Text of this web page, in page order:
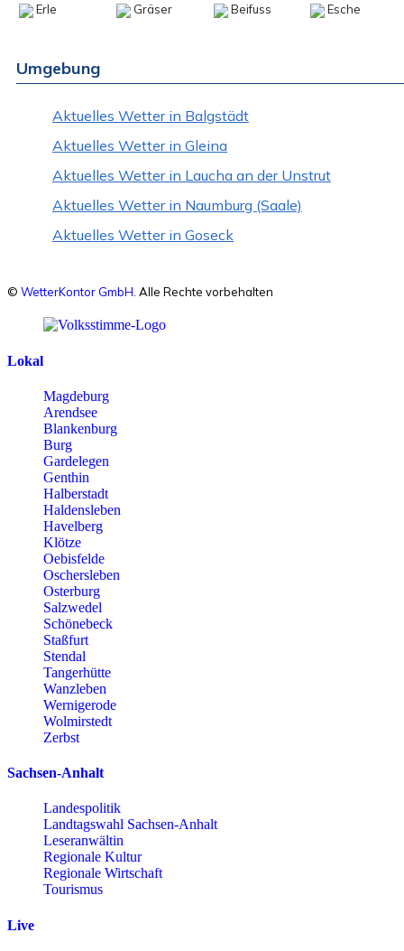
Erle Gräser Beifuss Esche
Umgebung
Aktuelles Wetter in Balgstädt
Aktuelles Wetter in Gleina
Aktuelles Wetter in Laucha an der Unstrut
Aktuelles Wetter in Naumburg (Saale)
Aktuelles Wetter in Goseck
© WetterKontor GmbH. Alle Rechte vorbehalten
Lokal
Magdeburg
Arendsee
Blankenburg
Burg
Gardelegen
Genthin
Halberstadt
Haldensleben
Havelberg
Klötze
Oebisfelde
Oschersleben
Osterburg
Salzwedel
Schönebeck
Staßfurt
Stendal
Tangerhütte
Wanzleben
Wernigerode
Wolmirstedt
Zerbst
Sachsen-Anhalt
Landespolitik
Landtagswahl Sachsen-Anhalt
Leseranwältin
Regionale Kultur
Regionale Wirtschaft
Tourismus
Live